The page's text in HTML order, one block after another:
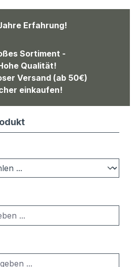
Erfahrung!
Sortiment -
Qualität!
Versand (ab 50€)
einkaufen!